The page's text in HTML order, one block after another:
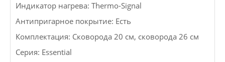
Индикатор нагрева: Thermo-Signal
Антипригарное покрытие: Есть
Комплектация: Сковорода 20 см, сковорода 26 см
Серия: Essential